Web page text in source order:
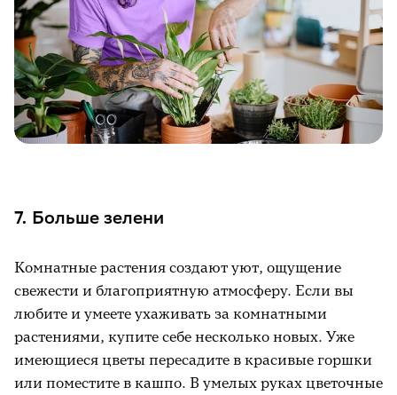
7. Больше зелени
Комнатные растения создают уют, ощущение
свежести и благоприятную атмосферу. Если вы
любите и умеете ухаживать за комнатными
растениями, купите себе несколько новых. Уже
имеющиеся цветы пересадите в красивые горшки
или поместите в кашпо. В умелых руках цветочные